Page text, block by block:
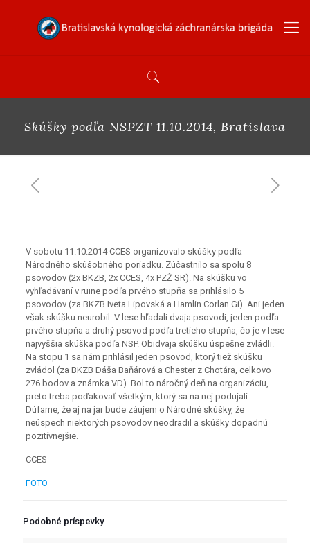
Skúšky podľa NSPZT 11.10.2014, Bratislava
V sobotu 11.10.2014 CCES organizovalo skúšky podľa
Národného skúšobného poriadku. Zúčastnilo sa spolu 8
psovodov (2x BKZB, 2x CCES, 4x PZŽ SR). Na skúšku vo
vyhľadávaní v ruine podľa prvého stupňa sa prihlásilo 5
psovodov (za BKZB Iveta Lipovská a Hamlin Corlan Gi). Ani jeden
však skúšku neurobil. V lese hľadali dvaja psovodi, jeden podľa
prvého stupňa a druhý psovod podľa tretieho stupňa, čo je v lese
najvyššia skúška podľa NSP. Obidvaja skúšku úspešne zvládli.
Na stopu 1 sa nám prihlásil jeden psovod, ktorý tiež skúšku
zvládol (za BKZB Dáša Baňárová a Chester z Chotára, celkovo
276 bodov a známka VD). Bol to náročný deň na organizáciu,
preto treba poďakovať všetkým, ktorý sa na nej podujali.
Dúfame, že aj na jar bude záujem o Národné skúšky, že
neúspech niektorých psovodov neodradil a skúšky dopadnú
pozitívnejšie.
CCES
FOTO
Podobné príspevky